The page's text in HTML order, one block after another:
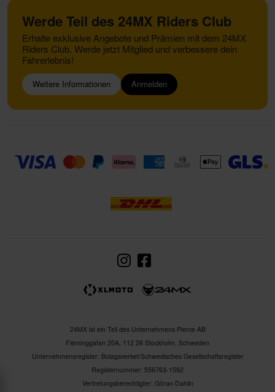
Werde Teil des 24MX Riders Club
Erhalte exklusive Angebote und Prämien mit dem 24MX
Riders Club. Werde jetzt Mitglied und verbessere dein
Fahrerlebnis!
Weitere Informationen Anmelden
24MX ist ein Teil des Unternehmens Pierce AB
Fleminggatan 20A, 112 26 Stockholm, Schweden
Unternehmensregister: Bolagsverket/Schwedisches Gesellschaftsregister
Registernummer: 556763-1592
Vertretungsberechtigter: Göran Dahlin